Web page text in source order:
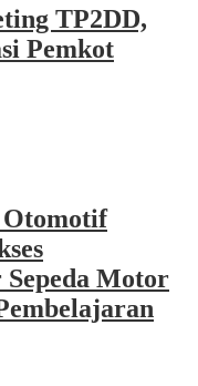
TP2DD,
Pemkot
Otomotif
Motor